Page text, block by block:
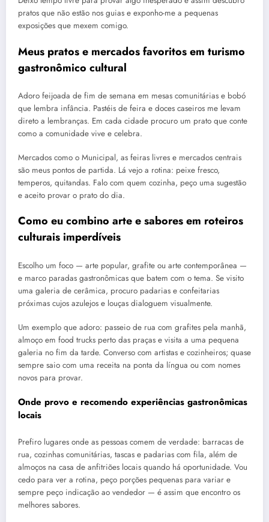
pratos que não estão nos guias e exponho-me a pequenas
exposições que mexem comigo.
Meus pratos e mercados favoritos em turismo
gastronômico cultural
Adoro feijoada de fim de semana em mesas comunitárias e bobó
que lembra infância. Pastéis de feira e doces caseiros me levam
direto a lembranças. Em cada cidade procuro um prato que conte
como a comunidade vive e celebra.
Mercados como o Municipal, as feiras livres e mercados centrais
são meus pontos de partida. Lá vejo a rotina: peixe fresco,
temperos, quitandas. Falo com quem cozinha, peço uma sugestão
e aceito provar o prato do dia.
Como eu combino arte e sabores em roteiros
culturais imperdíveis
Escolho um foco — arte popular, grafite ou arte contemporânea —
e marco paradas gastronômicas que batem com o tema. Se visito
uma galeria de cerâmica, procuro padarias e confeitarias
próximas cujos azulejos e louças dialoguem visualmente.
Um exemplo que adoro: passeio de rua com grafites pela manhã,
almoço em food trucks perto das praças e visita a uma pequena
galeria no fim da tarde. Converso com artistas e cozinheiros; quase
sempre saio com uma receita na ponta da língua ou com nomes
novos para provar.
Onde provo e recomendo experiências gastronômicas
locais
Prefiro lugares onde as pessoas comem de verdade: barracas de
rua, cozinhas comunitárias, tascas e padarias com fila, além de
almoços na casa de anfitriões locais quando há oportunidade. Vou
cedo para ver a rotina, peço porções pequenas para variar e
sempre peço indicação ao vendedor — é assim que encontro os
melhores sabores.